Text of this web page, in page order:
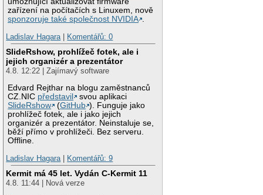
zařízení na počítačích s Linuxem, nově
sponzoruje také společnost NVIDIA .
Ladislav Hagara | Komentářů: 0
SlideRshow, prohlížeč fotek, ale i
jejich organizér a prezentátor
4.8. 12:22 | Zajímavý software
Edvard Rejthar na blogu zaměstnanců
CZ.NIC představil
svou aplikaci
SlideRshow
(GitHub ). Funguje jako
prohlížeč fotek, ale i jako jejich
organizér a prezentátor. Neinstaluje se,
běží přímo v prohlížeči. Bez serveru.
Offline.
Ladislav Hagara | Komentářů: 9
Kermit má 45 let. Vydán C-Kermit 11
4.8. 11:44 | Nová verze